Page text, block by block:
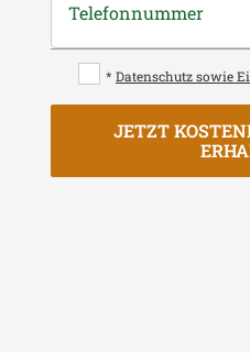
Telefonnummer
* Datenschutz sowie
JETZT